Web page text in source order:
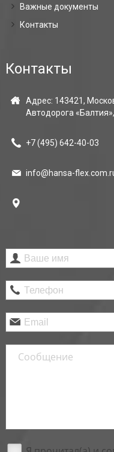
Важные документы
Контакты
Контакты
Адрес: 143421,
Автодорога
+7 (495) 642-40-03
info@hansa-